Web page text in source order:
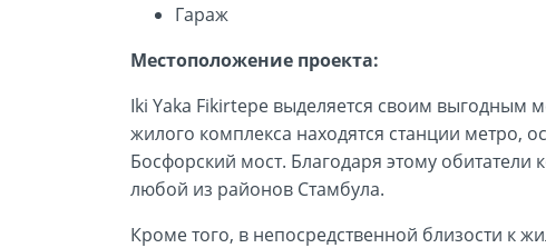
Гараж
Местоположение проекта:
Iki Yaka Fikirtepe выделяется своим выгодным
жилого комплекса находятся станции метро,
Босфорский мост. Благодаря этому обитатели
любой из районов Стамбула.
Кроме того, в непосредственной близости к